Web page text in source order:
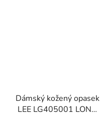
Dámský kožený opasek
LEE LG405001 LONG